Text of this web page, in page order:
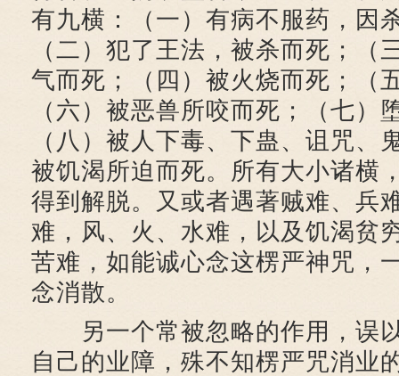
有九横：（一）有病不服药，因
（二）犯了王法，被杀而死；（
气而死；（四）被火烧而死；（
（六）被恶兽所咬而死；（七）
（八）被人下毒、下蛊、诅咒、
被饥渴所迫而死。所有大小诸横
得到解脱。又或者遇著贼难、兵
难，风、火、水难，以及饥渴贫
苦难，如能诚心念这楞严神咒，
念消散。
另一个常被忽略的作用，误
自己的业障，殊不知楞严咒消业